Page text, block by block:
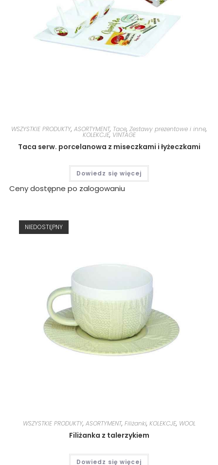
WSZYSTKIE PRODUKTY, ASORTYMENT, Tace, Zestawy prezentowe i inne,
KOLEKCJE, VINTAGE
Taca serw. porcelanowa z miseczkami i łyżeczkami
Dowiedz się więcej
Ceny dostępne po zalogowaniu
NIEDOSTĘPNY
WSZYSTKIE PRODUKTY, ASORTYMENT, Filiżanki, KOLEKCJE, WOOL
Filiżanka z talerzykiem
Dowiedz się więcej